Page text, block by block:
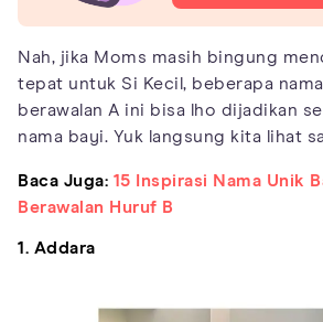
Nah, jika Moms masih bingung
tepat untuk Si Kecil, beberapa
berawalan A ini bisa lho dijadikan
nama bayi. Yuk langsung kita lihat
Baca Juga: 15 Inspirasi Nama Unik
Berawalan Huruf B
1. Addara